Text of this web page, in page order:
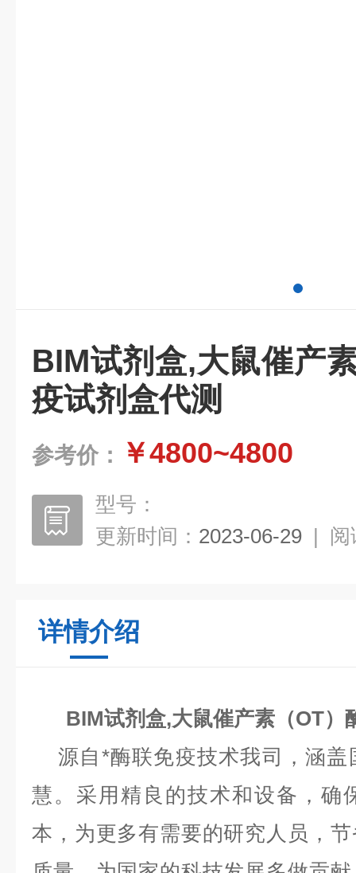
BIM试剂盒,大鼠催产
疫试剂盒代测
参考价： ￥4800~4800
型号：
更新时间： 2023-06-29 | 阅
详情介绍
BIM试剂盒,大鼠催产素（OT）
源自*酶联免疫技术我司，涵盖
慧。采用精良的技术和设备，确
本，为更多有需要的研究人员，